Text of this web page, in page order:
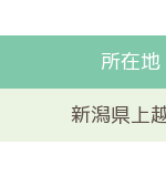
所在地
新潟県上